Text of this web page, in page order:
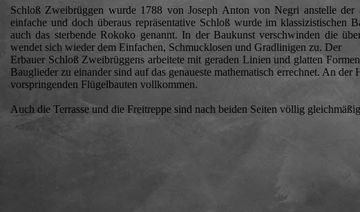
Schloß Zweibrüggen wurde 1788 von Joseph Anton von Negri anstelle der
einfache und doch überaus repräsentative Schloß wurde im klassizistischen
auch das sterbende Rokoko genannt. In der Baukunst verschwinden die
wendet sich wieder dem Einfachen, Schmucklosen und Gradlinigen zu. Der
Erbauer Schloß Zweibrüggens arbeitete mit geraden Linien und glatten
Bauglieder zu einander sind auf das genaueste mathematisch errechnet. An der
vorspringenden Flügelbauten vollkommen.
Auch die Terrasse und die Freitreppe sind nach beiden Seiten völlig